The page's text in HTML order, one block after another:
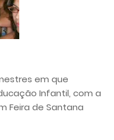
em que
Infantil, com a
Feira de Santana